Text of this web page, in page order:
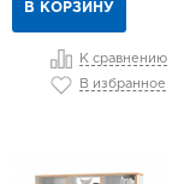
В КОРЗИНУ
К сравнению
В избранное